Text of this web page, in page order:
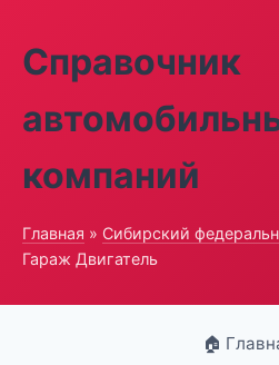
Справочник
компаний
Главная » Сибирский
Гараж Двигатель
🏠